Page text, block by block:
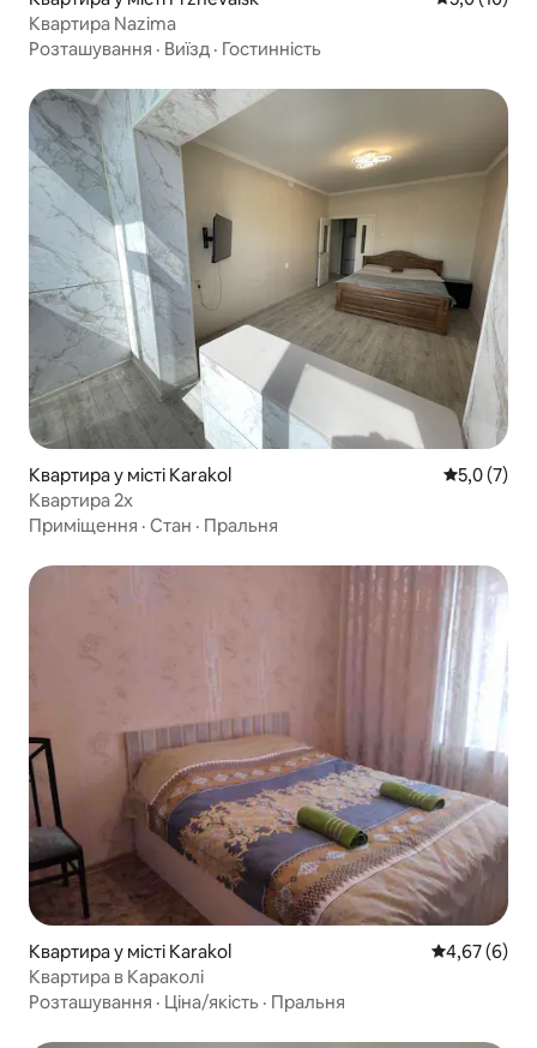
Квартира Nazima
Розташування · Виїзд · Гостинність
Квартира у місті Karakol Середня
5,0 (7)
Квартира 2х
Приміщення · Стан · Пральня
Квартира у місті Karakol Середня
4,67 (6)
Квартира в Караколі
Розташування · Ціна/якість · Пральня